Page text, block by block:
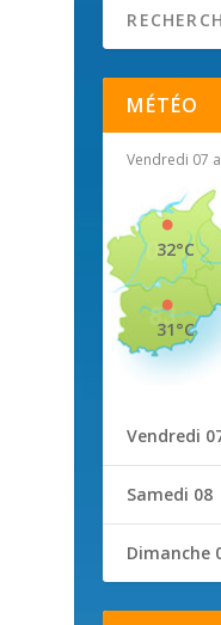
MÉTÉO
Vendredi 07
32°C
31°C
Vendredi
Samedi 08
Dimanche